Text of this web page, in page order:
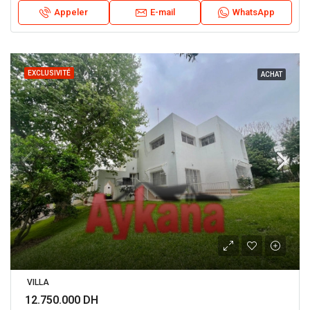
Appeler E-mail WhatsApp
EXCLUSIVITÉ ACHAT
VILLA
12.750.000 DH